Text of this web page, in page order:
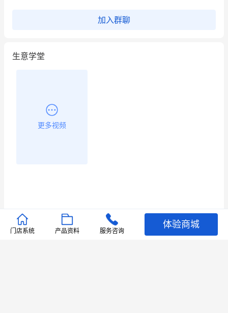
加入群聊
生意学堂
更多视频
推荐文章
门店系统 产品资料 服务咨询
体验商城